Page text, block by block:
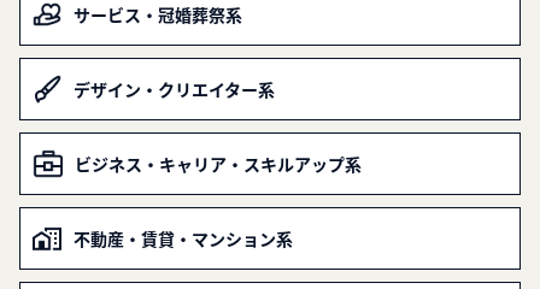
サービス・冠婚葬祭系
デザイン・クリエイター系
ビジネス・キャリア・スキルアップ系
不動産・賃貸・マンション系